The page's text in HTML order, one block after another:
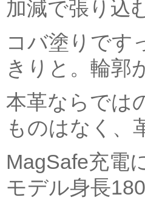
加減で張り込
コバ塗りです
きりと。輪郭
本革ならでは
ものはなく、
MagSafe充電
モデル身長